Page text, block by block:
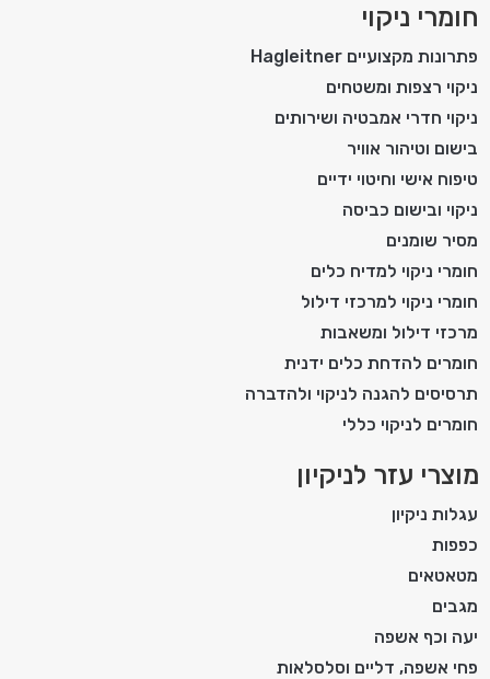
חומרי ניקוי
פתרונות מקצועיים Hagleitner
ניקוי רצפות ומשטחים
ניקוי חדרי אמבטיה ושירותים
בישום וטיהור אוויר
טיפוח אישי וחיטוי ידיים
ניקוי ובישום כביסה
מסיר שומנים
חומרי ניקוי למדיח כלים
חומרי ניקוי למרכזי דילול
מרכזי דילול ומשאבות
חומרים להדחת כלים ידנית
תרסיסים להגנה לניקוי ולהדברה
חומרים לניקוי כללי
מוצרי עזר לניקיון
עגלות ניקיון
כפפות
מטאטאים
מגבים
יעה וכף אשפה
פחי אשפה, דליים וסלסלאות